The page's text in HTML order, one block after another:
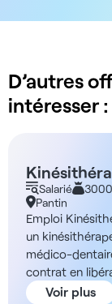
D’autres
intéresser :
Salarié
Pantin
Emploi
un
médico-
contrat en
en Voir plus